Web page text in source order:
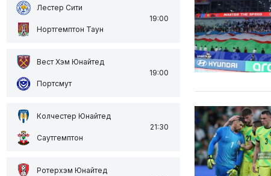
Лестер Сити
Нортгемптон Таун
19:00
Вест Хэм Юнайтед
Портсмут
19:00
Колчестер Юнайтед
Саутгемптон
21:30
Ротерхэм Юнайтед